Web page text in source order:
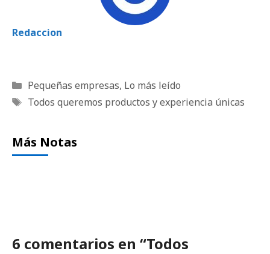
Redaccion
Categorías
Pequeñas empresas, Lo más leído
Etiquetas
Todos queremos productos y experiencia únicas
Más Notas
6 comentarios en “Todos